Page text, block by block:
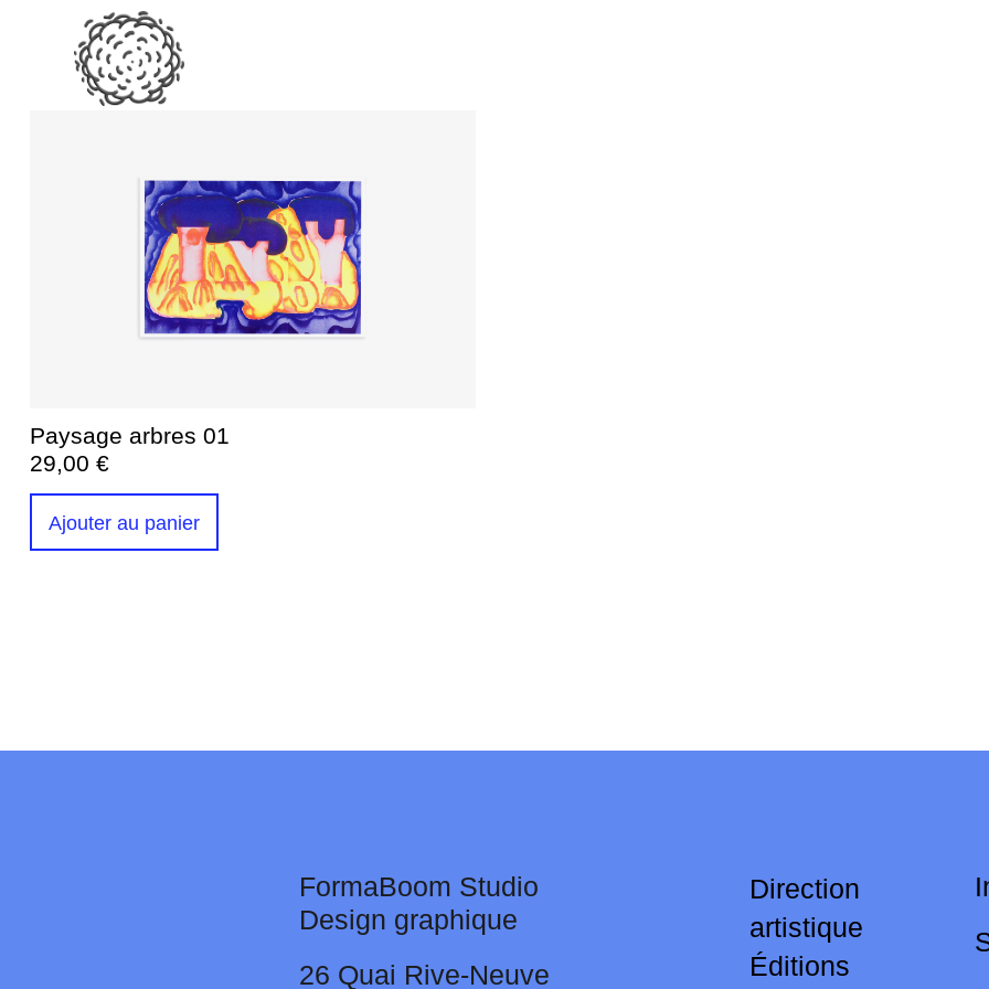
Paysage arbres 01
29,00 €
Ajouter au panier
FormaBoom Studio
Design graphique
26 Quai Rive-Neuve
Direction
artistique
Éditions